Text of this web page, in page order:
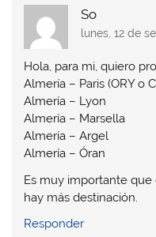
So
lunes, 12 de
Hola, para mi, quiero
Almería – Paris (ORY o
Almería – Lyon
Almería – Marsella
Almería – Argel
Almería – Óran
Es muy importante
hay más destinación.
Responder